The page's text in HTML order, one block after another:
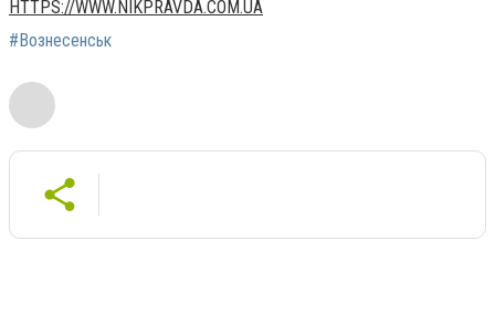
HTTPS://WWW.NIKPRAVDA.COM.UA
#Вознесенськ